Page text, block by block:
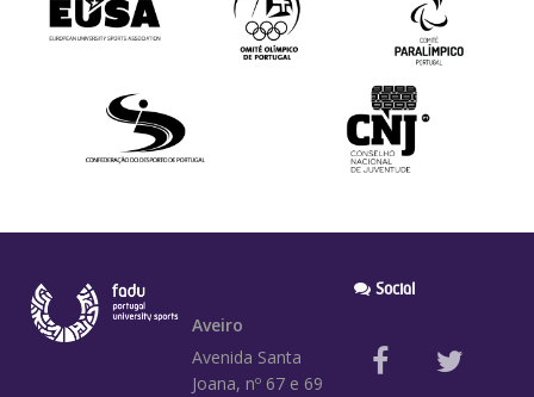
Aveiro
Avenida Santa
Joana, nº 67 e 69
Social